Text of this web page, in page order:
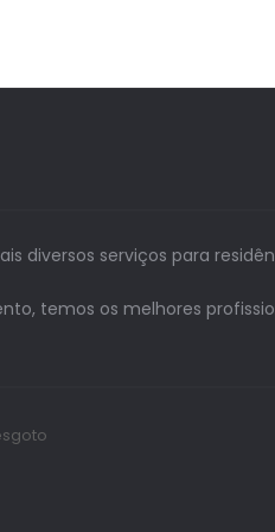
diversos serviços para
temos os melhores